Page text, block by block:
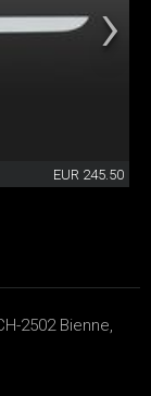
EUR 245.50
2502 Bienne,